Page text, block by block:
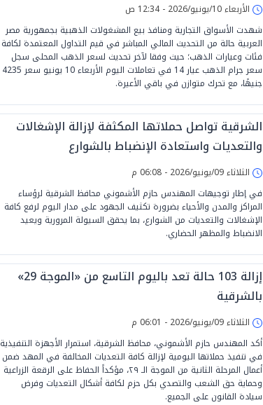
الأربعاء 10/يونيو/2026 - 12:34 ص
شهدت الأسواق التجارية ومنافذ بيع المشغولات الذهبية بجمهورية مصر
العربية حالة من التحديث المالي المباشر في قيم التداول المعتمدة لكافة
فئات وعيارات الذهب؛ حيث وفقا لآخر تحديث لسعر الذهب المحلى سجل
سعر جرام الذهب عيار 14 في تعاملات اليوم الأربعاء 10 يونيو سعر 4235
جنيهًا، مع تحرك متوازن في باقي الأعيرة.
الشرقية تواصل حملاتها المكثفة لإزالة الإشغالات
والتعديات واستعادة الإنضباط بالشوارع
الثلاثاء 09/يونيو/2026 - 06:08 م
في إطار توجيهات المهندس حازم الأشموني محافظ الشرقية لرؤساء
المراكز والمدن والأحياء بضرورة تكثيف الجهود على مدار اليوم لرفع كافة
الإشغالات والتعديات من الشوارع، بما يحقق السيولة المرورية ويعيد
الانضباط والمظهر الحضاري.
إزالة 103 حالة تعد باليوم التاسع من «الموجة 29»
بالشرقية
الثلاثاء 09/يونيو/2026 - 06:01 م
​أكد المهندس حازم الأشموني، محافظ الشرقية، استمرار الأجهزة التنفيذية
في تنفيذ حملاتها اليومية لإزالة كافة التعديات المخالفة في المهد ضمن
أعمال المرحلة الثانية من الموجة الـ ٢٩، مؤكداً الحفاظ على الرقعة الزراعية
وحماية حق الشعب والتصدي بكل حزم لكافة أشكال التعديات وفرض
سيادة القانون على الجميع.